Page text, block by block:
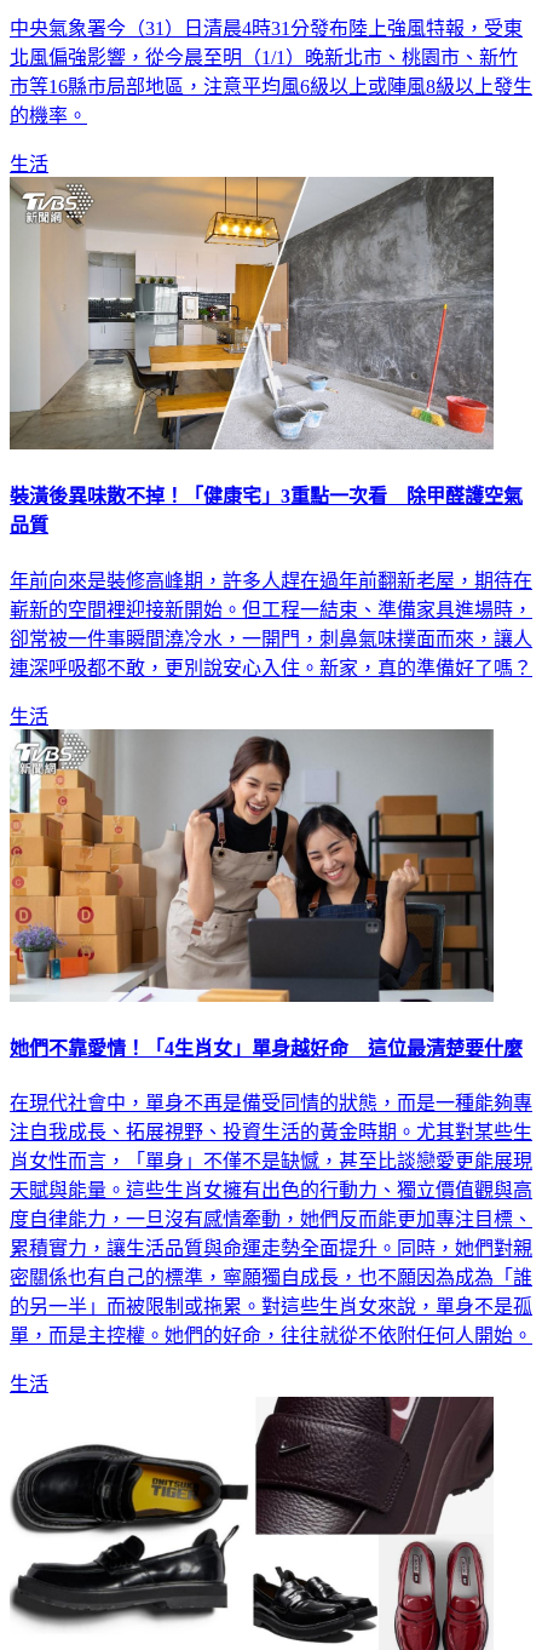
中央氣象署今（31）日清晨4時31分發布陸上強風特報，受東
北風偏強影響，從今晨至明（1/1）晚新北市、桃園市、新竹
市等16縣市局部地區，注意平均風6級以上或陣風8級以上發生
的機率。
生活
裝潢後異味散不掉！「健康宅」3重點一次看 除甲醛護空氣
品質
年前向來是裝修高峰期，許多人趕在過年前翻新老屋，期待在
嶄新的空間裡迎接新開始。但工程一結束、準備家具進場時，
卻常被一件事瞬間澆冷水，一開門，刺鼻氣味撲面而來，讓人
連深呼吸都不敢，更別說安心入住。新家，真的準備好了嗎？
生活
她們不靠愛情！「4生肖女」單身越好命 這位最清楚要什麼
在現代社會中，單身不再是備受同情的狀態，而是一種能夠專
注自我成長、拓展視野、投資生活的黃金時期。尤其對某些生
肖女性而言，「單身」不僅不是缺憾，甚至比談戀愛更能展現
天賦與能量。這些生肖女擁有出色的行動力、獨立價值觀與高
度自律能力，一旦沒有感情牽動，她們反而能更加專注目標、
累積實力，讓生活品質與命運走勢全面提升。同時，她們對親
密關係也有自己的標準，寧願獨自成長，也不願因為成為「誰
的另一半」而被限制或拖累。對這些生肖女來說，單身不是孤
單，而是主控權。她們的好命，往往就從不依附任何人開始。
生活